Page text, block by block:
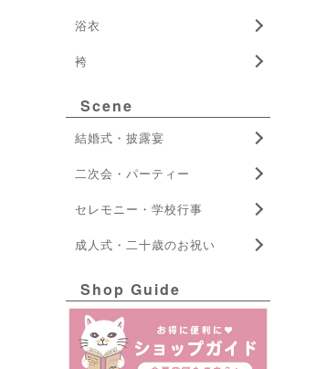
浴衣
袴
Scene
結婚式・披露宴
二次会・パーティー
セレモニー・学校行事
成人式・二十歳のお祝い
Shop Guide